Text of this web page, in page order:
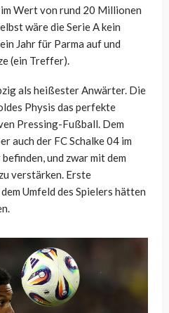
Wert von rund 20 Millionen
wäre die Serie A kein
Jahr für Parma auf und
(ein Treffer).
als heißester Anwärter. Die
Physis das perfekte
Pressing-Fußball. Dem
auch der FC Schalke 04 im
und zwar mit dem
verstärken. Erste
Umfeld des Spielers hätten